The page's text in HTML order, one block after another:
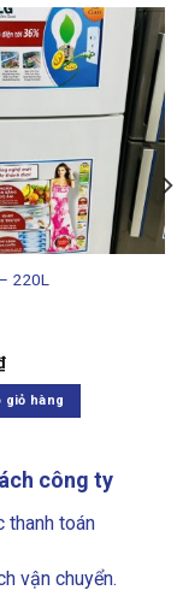
220L
giỏ hàng
công ty
thanh toán
vận chuyển.